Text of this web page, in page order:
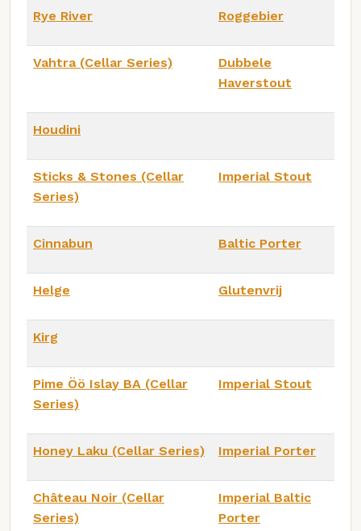
Rye River Roggebier
Vahtra (Cellar Series)
Dubbele
Haverstout
Houdini
Sticks & Stones (Cellar
Series)
Imperial Stout
Cinnabun Baltic Porter
Helge Glutenvrij
Kirg
Pime Öö Islay BA (Cellar
Series)
Imperial Stout
Honey Laku (Cellar Series) Imperial Porter
Château Noir (Cellar
Series)
Imperial Baltic
Porter